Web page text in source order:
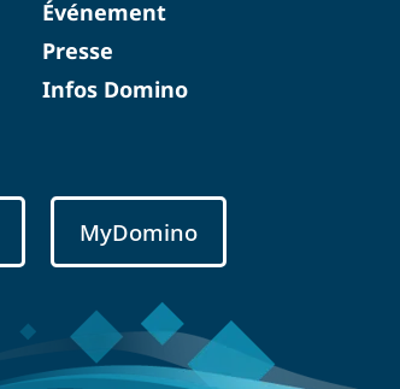
Événement
Presse
Infos Domino
MyDomino